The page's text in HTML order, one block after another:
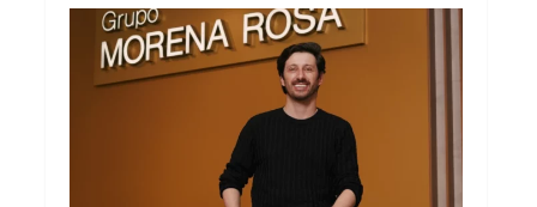
milhões de receita em
2026
4 de agosto de 2026
Projeto testa passaporte
digital na moda nacional